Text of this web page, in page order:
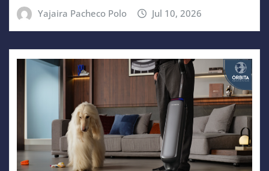
Yajaira Pacheco Polo Jul 10, 2026